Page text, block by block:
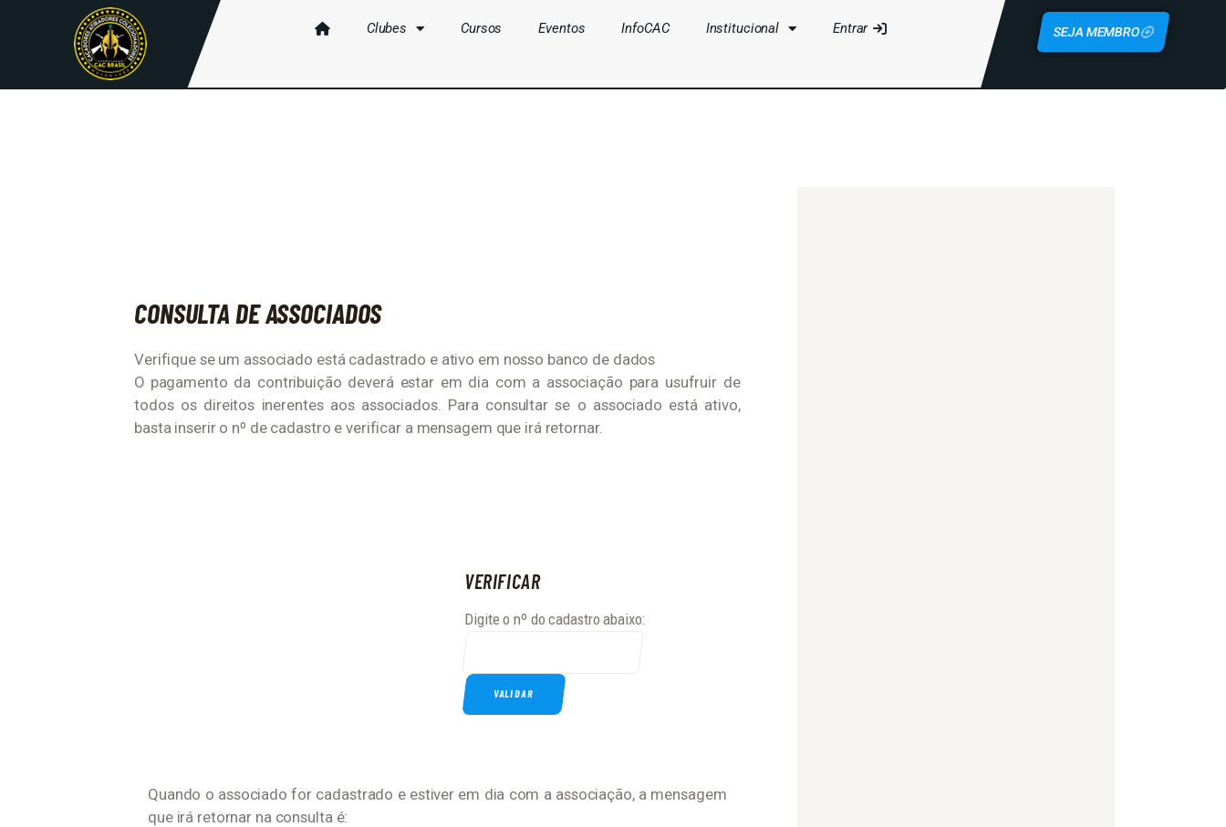
Clubes Cursos Eventos InfoCAC Institucional Entrar SEJA MEMBRO
CONSULTA DE ASSOCIADOS
Verifique se um associado está cadastrado e ativo em nosso banco de dados
O pagamento da contribuição deverá estar em dia com a associação para usufruir de
todos os direitos inerentes aos associados. Para consultar se o associado está ativo,
basta inserir o nº de cadastro e verificar a mensagem que irá retornar.
VERIFICAR
Digite o nº do cadastro abaixo:
Quando o associado for cadastrado e estiver em dia com a associação, a mensagem
que irá retornar na consulta é: